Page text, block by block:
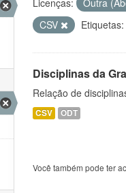
Licenças: Outra
CSV
Etiquetas:
Disciplinas da
Relação de
CSV ODT
Você também pode ter